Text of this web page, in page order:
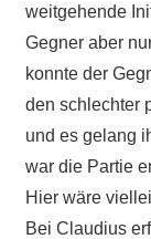
weitgehende
Gegner aber
konnte der
den schlechter
und es gelang
war die Partie
Hier wäre
Bei Claudius